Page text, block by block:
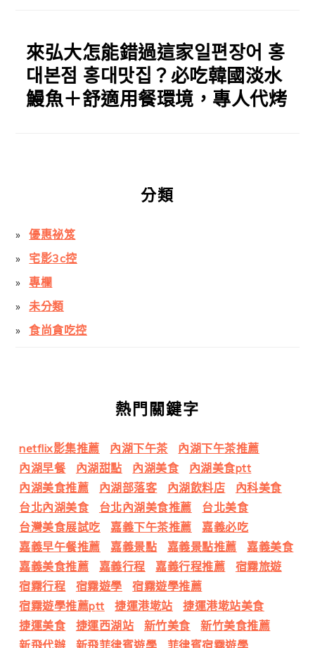
來弘大怎能錯過這家일편장어 홍
대본점 홍대맛집？必吃韓國淡水
鰻魚＋舒適用餐環境，專人代烤
分類
優惠祕笈
宅影3c控
專欄
未分類
食尚貪吃控
熱門關鍵字
netflix影集推薦 內湖下午茶
內湖下午茶推薦
內湖早餐
內湖甜點 內湖美食
內湖美食ptt
內湖美食推薦
內湖部落客 內湖飲料店
內科美食
台北內湖美食
台北內湖美食推薦
台北美食
台灣美食展試吃
嘉義下午茶推薦
嘉義必吃
嘉義早午餐推薦
嘉義景點 嘉義景點推薦
嘉義美食
嘉義美食推薦
嘉義行程 嘉義行程推薦
宿霧旅遊
宿霧行程
宿霧遊學
宿霧遊學推薦
宿霧遊學推薦ptt
捷運港墘站
捷運港墘站美食
捷運美食
捷運西湖站 新竹美食
新竹美食推薦
新飛代辦
新飛菲律賓遊學 菲律賓宿霧遊學